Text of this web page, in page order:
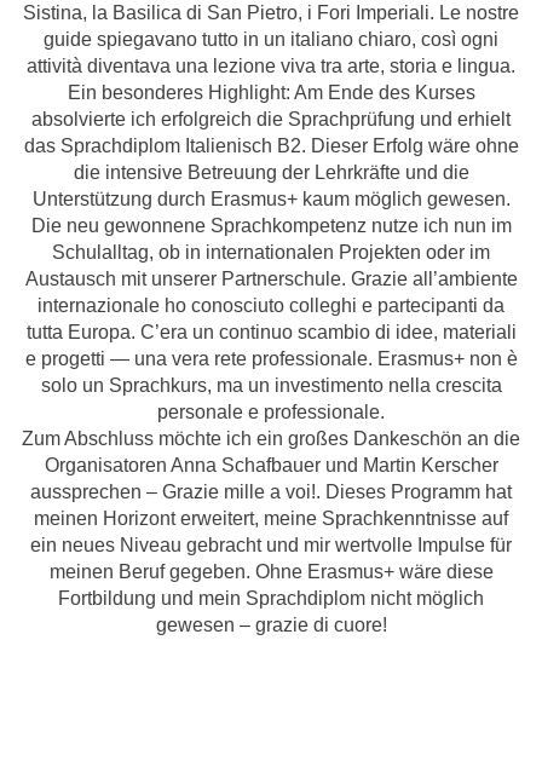
Sistina, la Basilica di San Pietro, i Fori Imperiali. Le nostre
guide spiegavano tutto in un italiano chiaro, così ogni
attività diventava una lezione viva tra arte, storia e lingua.
Ein besonderes Highlight: Am Ende des Kurses
absolvierte ich erfolgreich die Sprachprüfung und erhielt
das Sprachdiplom Italienisch B2. Dieser Erfolg wäre ohne
die intensive Betreuung der Lehrkräfte und die
Unterstützung durch Erasmus+ kaum möglich gewesen.
Die neu gewonnene Sprachkompetenz nutze ich nun im
Schulalltag, ob in internationalen Projekten oder im
Austausch mit unserer Partnerschule. Grazie all’ambiente
internazionale ho conosciuto colleghi e partecipanti da
tutta Europa. C’era un continuo scambio di idee, materiali
e progetti — una vera rete professionale. Erasmus+ non è
solo un Sprachkurs, ma un investimento nella crescita
personale e professionale.
Zum Abschluss möchte ich ein großes Dankeschön an die
Organisatoren Anna Schafbauer und Martin Kerscher
aussprechen – Grazie mille a voi!. Dieses Programm hat
meinen Horizont erweitert, meine Sprachkenntnisse auf
ein neues Niveau gebracht und mir wertvolle Impulse für
meinen Beruf gegeben. Ohne Erasmus+ wäre diese
Fortbildung und mein Sprachdiplom nicht möglich
gewesen – grazie di cuore!